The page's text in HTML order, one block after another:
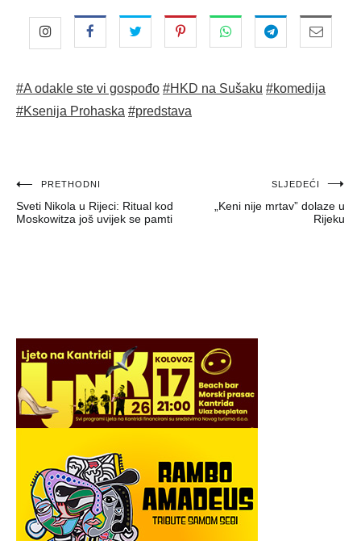
#A odakle ste vi gospođo #HKD na Sušaku #komedija
#Ksenija Prohaska #predstava
Navigacija
objava
PRETHODNI
Sveti Nikola u Rijeci: Ritual kod
Moskowitza još uvijek se pamti
SLJEDEĆI
„Keni nije mrtav” dolaze u
Rijeku